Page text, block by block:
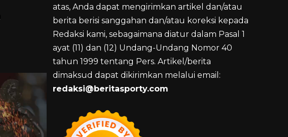
atas, Anda dapat mengirimkan artikel dan/atau
berita berisi sanggahan dan/atau koreksi kepada
Redaksi kami, sebagaimana diatur dalam Pasal 1
ayat (11) dan (12) Undang-Undang Nomor 40
tahun 1999 tentang Pers. Artikel/berita
dimaksud dapat dikirimkan melalui email:
redaksi@beritasporty.com